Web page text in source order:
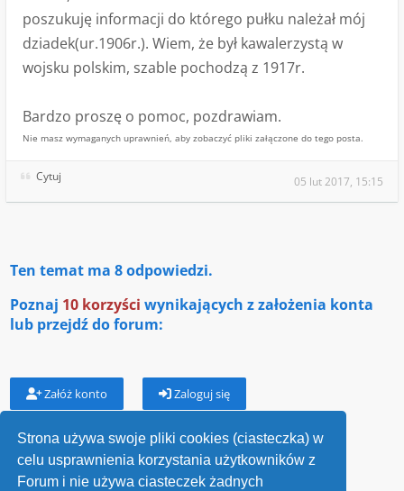
Strona używa swoje pliki cookies (ciasteczka) w
celu usprawnienia korzystania użytkowników z
Forum i nie używa ciasteczek żadnych
poszukuję informacji do którego pułku należał mój
dziadek(ur.1906r.). Wiem, że był kawalerzystą w
wojsku polskim, szable pochodzą z 1917r.
Bardzo proszę o pomoc, pozdrawiam.
Nie masz wymaganych uprawnień, aby zobaczyć pliki załączone do tego posta.
Cytuj 05 lut 2017, 15:15
Ten temat ma 8odpowiedzi.
Poznaj 10 korzyści wynikających z założenia konta
lub przejdź do forum:
Załóż konto Zaloguj się
Wróć do „Losy przodków”